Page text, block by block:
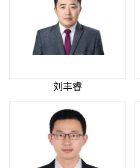
刘丰睿